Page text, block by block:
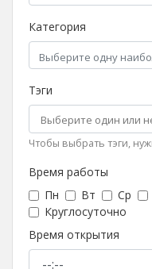
Категория
Выберите одну
Тэги
Чтобы выбрать тэги,
Время работы
Пн
Вт Ср
Круглосуточно
Время открытия